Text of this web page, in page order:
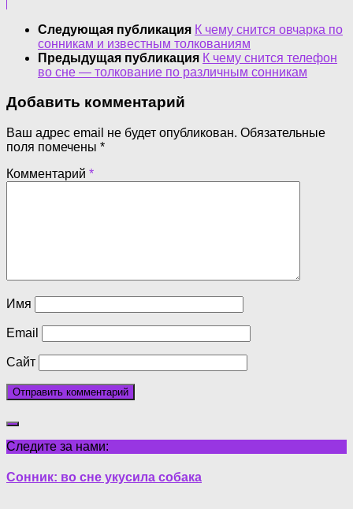
Следующая публикация К чему снится овчарка по
сонникам и известным толкованиям
Предыдущая публикация К чему снится телефон
во сне — толкование по различным сонникам
Добавить комментарий
Ваш адрес email не будет опубликован. Обязательные
поля помечены *
Комментарий *
Имя
Email
Сайт
Следите за нами:
Сонник: во сне укусила собака